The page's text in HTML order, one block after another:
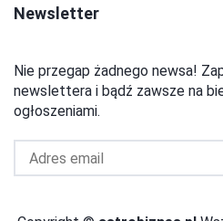
Newsletter
Nie przegap żadnego newsa!
newslettera i bądź zawsze na
ogłoszeniami.
Adres
email